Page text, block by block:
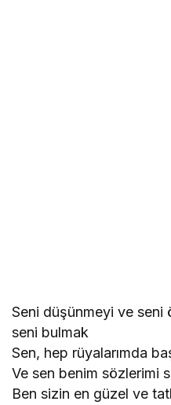
Seni düşünmeyi ve seni
seni bulmak
Sen, hep rüyalarımda
Ve sen benim sözlerimi
Ben sizin en güzel ve